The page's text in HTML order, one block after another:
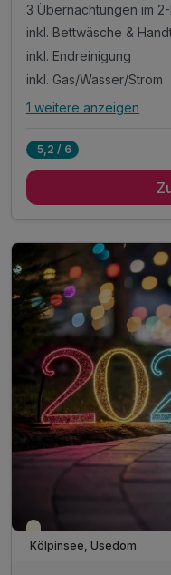
3 Übernachtungen im
inkl. Bettwäsche &
inkl. Endreinigung
inkl. Gas/Wasser/Strom
Alle
inkl. Bettwäsche &
inkl. Nutzung W-Lan
1 weitere anzeigen
5,2 / 6
Saisonal verfügbar
Kölpinsee, Usedom